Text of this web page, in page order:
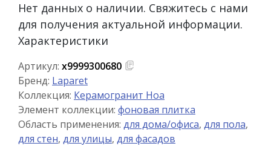
Нет данных о наличии. Свяжитесь с нами
для получения актуальной информации.
Характеристики
Артикул: х9999300680
Бренд: Laparet
Коллекция: Керамогранит Ноа
Элемент коллекции: фоновая плитка
Область применения: для дома/офиса, для пола,
для стен, для улицы, для фасадов